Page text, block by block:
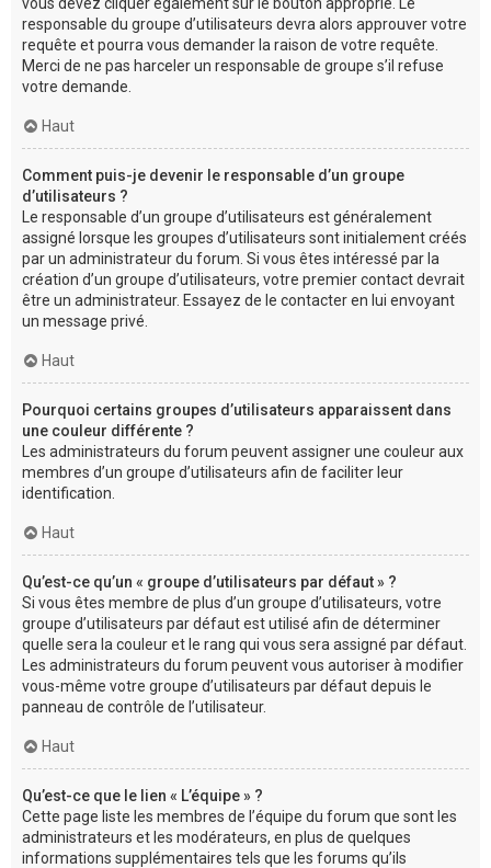
responsable du groupe d’utilisateurs devra alors approuver votre
requête et pourra vous demander la raison de votre requête.
Merci de ne pas harceler un responsable de groupe s’il refuse
votre demande.
Haut
Comment puis-je devenir le responsable d’un groupe
d’utilisateurs ?
Le responsable d’un groupe d’utilisateurs est généralement
assigné lorsque les groupes d’utilisateurs sont initialement créés
par un administrateur du forum. Si vous êtes intéressé par la
création d’un groupe d’utilisateurs, votre premier contact devrait
être un administrateur. Essayez de le contacter en lui envoyant
un message privé.
Haut
Pourquoi certains groupes d’utilisateurs apparaissent dans
une couleur différente ?
Les administrateurs du forum peuvent assigner une couleur aux
membres d’un groupe d’utilisateurs afin de faciliter leur
identification.
Haut
Qu’est-ce qu’un « groupe d’utilisateurs par défaut » ?
Si vous êtes membre de plus d’un groupe d’utilisateurs, votre
groupe d’utilisateurs par défaut est utilisé afin de déterminer
quelle sera la couleur et le rang qui vous sera assigné par défaut.
Les administrateurs du forum peuvent vous autoriser à modifier
vous-même votre groupe d’utilisateurs par défaut depuis le
panneau de contrôle de l’utilisateur.
Haut
Qu’est-ce que le lien « L’équipe » ?
Cette page liste les membres de l’équipe du forum que sont les
administrateurs et les modérateurs, en plus de quelques
informations supplémentaires tels que les forums qu’ils